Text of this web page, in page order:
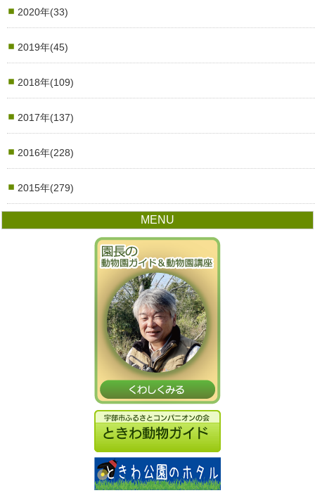
2020年(33)
2019年(45)
2018年(109)
2017年(137)
2016年(228)
2015年(279)
MENU